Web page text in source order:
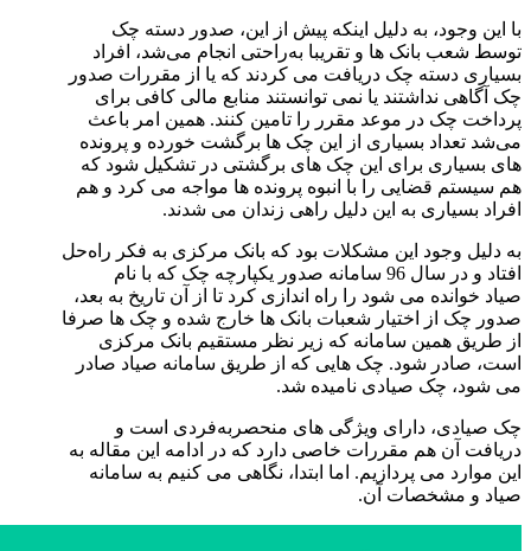
با این وجود، به دلیل اینکه پیش از این، صدور دسته چک
توسط شعب بانک ها و تقریبا به‌راحتی انجام می‌شد، افراد
بسیاری دسته چک دریافت می کردند که یا از مقررات صدور
چک آگاهی نداشتند یا نمی توانستند منابع مالی کافی برای
پرداخت چک در موعد مقرر را تامین کنند. همین امر باعث
می‌شد تعداد بسیاری از این چک ها برگشت خورده و پرونده
های بسیاری برای این چک های برگشتی در تشکیل شود که
هم سیستم قضایی را با انبوه پرونده ها مواجه می کرد و هم
افراد بسیاری به این دلیل راهی زندان می شدند.
به دلیل وجود این مشکلات بود که بانک مرکزی به فکر راه‌حل
افتاد و در سال 96 سامانه صدور یکپارچه چک که با نام
صیاد خوانده می شود را راه اندازی کرد تا از آن تاریخ به بعد،
صدور چک از اختیار شعبات بانک ها خارج شده و چک ها صرفا
از طریق همین سامانه که زیر نظر مستقیم بانک مرکزی
است، صادر شود. چک هایی که از طریق سامانه صیاد صادر
می شود، چک صیادی نامیده شد.
چک صیادی، دارای ویژگی های منحصر‌به‌فردی است و
دریافت آن هم مقررات خاصی دارد که در ادامه این مقاله به
این موارد می‌ پردازیم. اما ابتدا، نگاهی می کنیم به سامانه
صیاد و مشخصات آن.